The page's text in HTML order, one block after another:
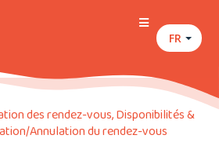
FR
des rendez-vous, Disponibilités &
Annulation du rendez-vous